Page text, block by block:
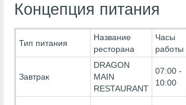
Концепция питания
Тип питания
Название
ресторана
Часы
работы
Завтрак
DRAGON
MAIN
RESTAURANT
07:00 -
10:00